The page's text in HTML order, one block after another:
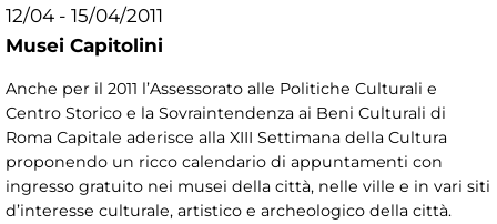
12/04 - 15/04/2011
Musei Capitolini
Anche per il 2011 l’Assessorato alle Politiche Culturali e
Centro Storico e la Sovraintendenza ai Beni Culturali di
Roma Capitale aderisce alla XIII Settimana della Cultura
proponendo un ricco calendario di appuntamenti con
ingresso gratuito nei musei della città, nelle ville e in vari siti
d’interesse culturale, artistico e archeologico della città.